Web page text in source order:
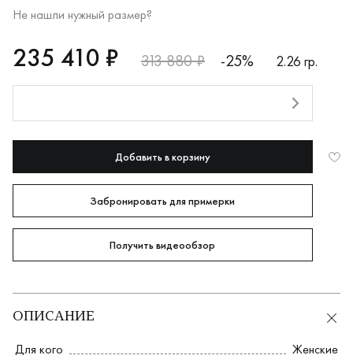
Не нашли нужный размер?
RUB
235410
235 410 ₽ 313 880 ₽ -25%
2.26 гр.
Добавить в корзину
Забронировать для примерки
Получить видеообзор
ОПИСАНИЕ
Для кого
Женские